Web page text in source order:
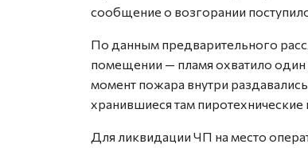
сообщение о возгорании
По данным предварительного
помещении — пламя охватило один
момент пожара внутри
хранившиеся там пиротехнические
Для ликвидации ЧП на место